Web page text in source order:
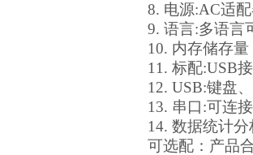
8. 电源:AC适
9. 语言:多语言
10. 内存储存量
11. 标配:USB
12. USB:键盘
13. 串口:可连
14. 数据统计
可选配：产品